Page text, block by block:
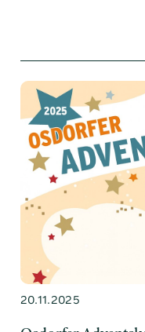
20.11.2025